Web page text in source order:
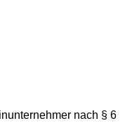
nach § 6